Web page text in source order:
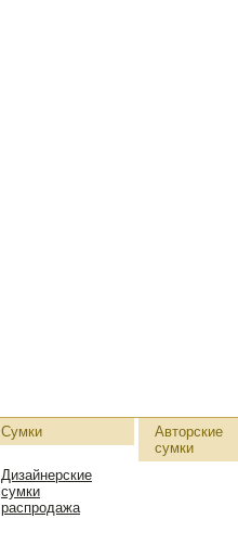
Сумки
Дизайнерские
сумки
распродажа
Авторские
сумки